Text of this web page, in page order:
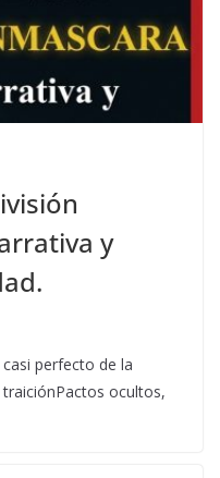
y
casi perfecto de la
ocultos,